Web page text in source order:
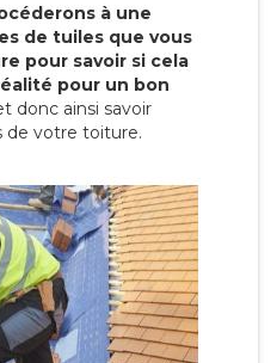
à une
de tuiles que vous
pour savoir si cela
pour un bon
donc ainsi savoir
de votre toiture.